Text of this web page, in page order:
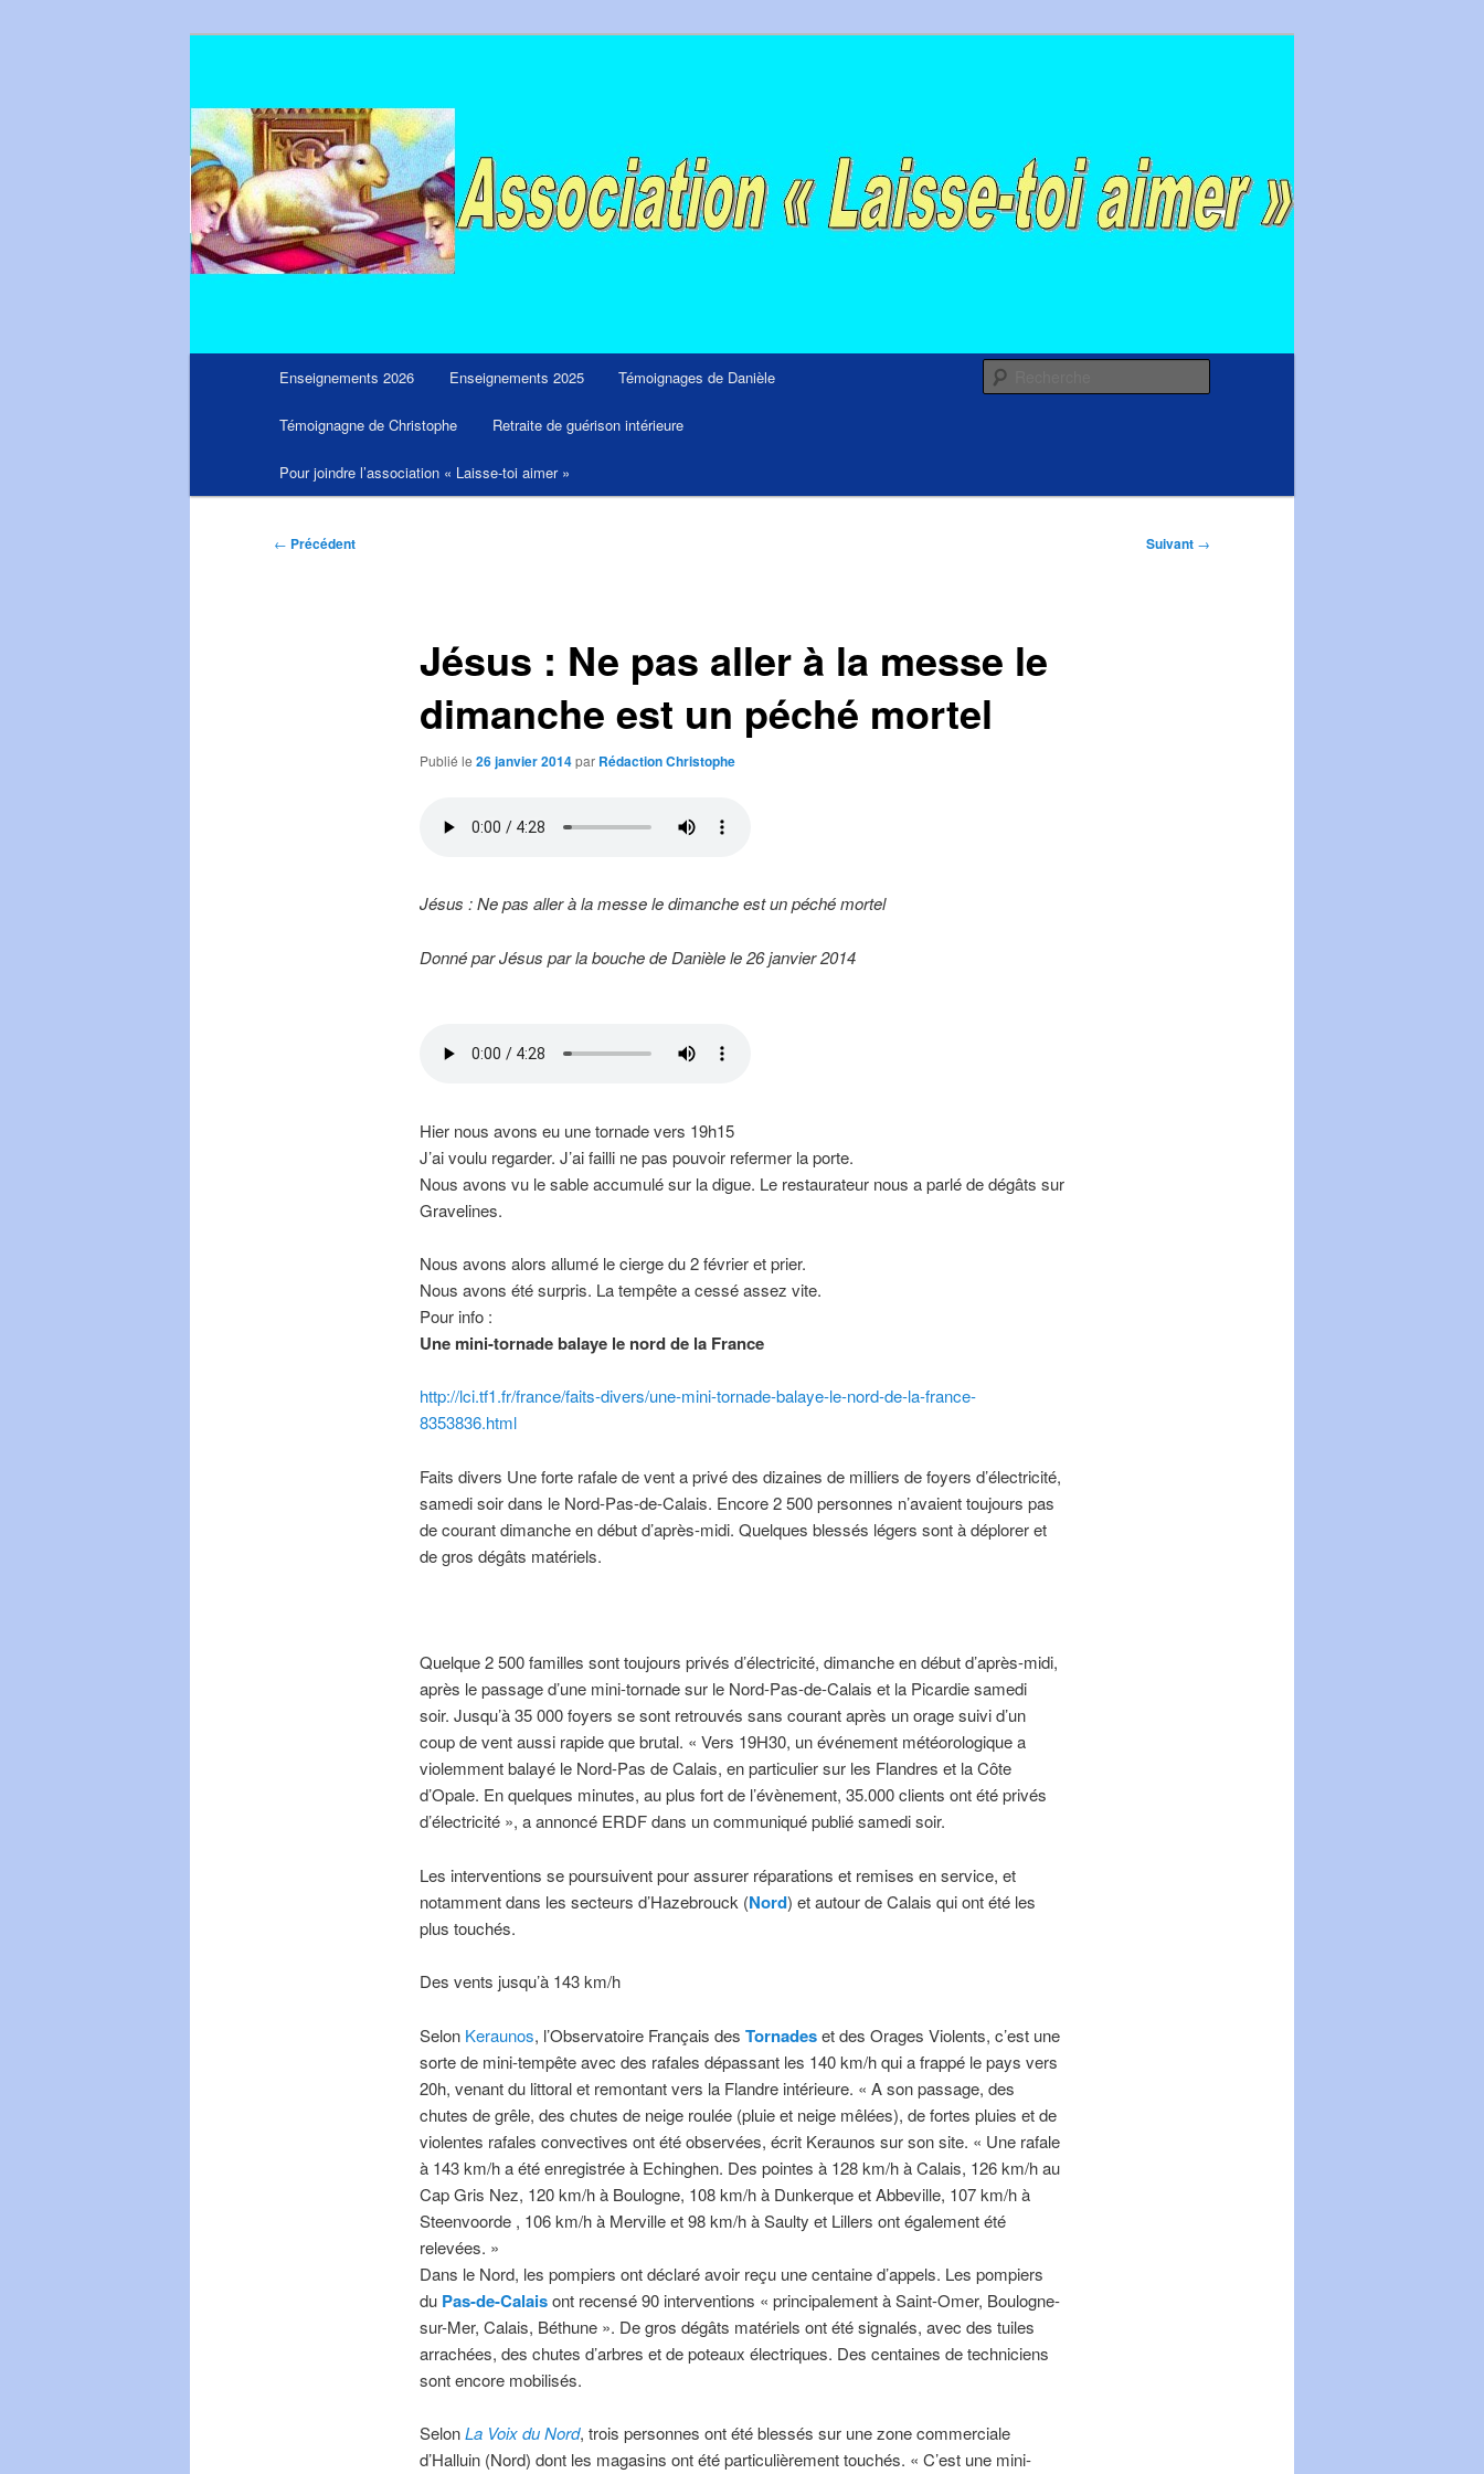
Enseignements 2026 Enseignements 2025 Témoignages de Danièle
Témoignagne de Christophe Retraite de guérison intérieure
Pour joindre l’association « Laisse-toi aimer »
Navigation
← Précédent Suivant →
Jésus : Ne pas aller à la messe le
dimanche est un péché mortel
Publié le 26 janvier 2014par Rédaction Christophe
Jésus : Ne pas aller à la messe le dimanche est un péché mortel
Donné par Jésus par la bouche de Danièle le 26 janvier 2014
Hier nous avons eu une tornade vers 19h15
J’ai voulu regarder. J’ai failli ne pas pouvoir refermer la porte.
Nous avons vu le sable accumulé sur la digue. Le restaurateur nous a parlé de dégâts sur
Gravelines.
Nous avons alors allumé le cierge du 2 février et prier.
Nous avons été surpris. La tempête a cessé assez vite.
Pour info :
Une mini-tornade balaye le nord de la France
http://lci.tf1.fr/france/faits-divers/une-mini-tornade-balaye-le-nord-de-la-france-
8353836.html
Faits divers Une forte rafale de vent a privé des dizaines de milliers de foyers d’électricité,
samedi soir dans le Nord-Pas-de-Calais. Encore 2 500 personnes n’avaient toujours pas
de courant dimanche en début d’après-midi. Quelques blessés légers sont à déplorer et
de gros dégâts matériels.
Quelque 2 500 familles sont toujours privés d’électricité, dimanche en début d’après-midi,
après le passage d’une mini-tornade sur le Nord-Pas-de-Calais et la Picardie samedi
soir. Jusqu’à 35 000 foyers se sont retrouvés sans courant après un orage suivi d’un
coup de vent aussi rapide que brutal. « Vers 19H30, un événement météorologique a
violemment balayé le Nord-Pas de Calais, en particulier sur les Flandres et la Côte
d’Opale. En quelques minutes, au plus fort de l’évènement, 35.000 clients ont été privés
d’électricité », a annoncé ERDF dans un communiqué publié samedi soir.
Les interventions se poursuivent pour assurer réparations et remises en service, et
notamment dans les secteurs d’Hazebrouck (Nord) et autour de Calais qui ont été les
plus touchés.
Des vents jusqu’à 143 km/h
Selon Keraunos, l’Observatoire Français des Tornadeset des Orages Violents, c’est une
sorte de mini-tempête avec des rafales dépassant les 140 km/h qui a frappé le pays vers
20h, venant du littoral et remontant vers la Flandre intérieure. « A son passage, des
chutes de grêle, des chutes de neige roulée (pluie et neige mêlées), de fortes pluies et de
violentes rafales convectives ont été observées, écrit Keraunos sur son site. « Une rafale
à 143 km/h a été enregistrée à Echinghen. Des pointes à 128 km/h à Calais, 126 km/h au
Cap Gris Nez, 120 km/h à Boulogne, 108 km/h à Dunkerque et Abbeville, 107 km/h à
Steenvoorde , 106 km/h à Merville et 98 km/h à Saulty et Lillers ont également été
relevées. »
Dans le Nord, les pompiers ont déclaré avoir reçu une centaine d’appels. Les pompiers
du Pas-de-Calaisont recensé 90 interventions « principalement à Saint-Omer, Boulogne-
sur-Mer, Calais, Béthune ». De gros dégâts matériels ont été signalés, avec des tuiles
arrachées, des chutes d’arbres et de poteaux électriques. Des centaines de techniciens
sont encore mobilisés.
SelonLa Voix du Nord, trois personnes ont été blessés sur une zone commerciale
d’Halluin (Nord) dont les magasins ont été particulièrement touchés. « C’est une mini-